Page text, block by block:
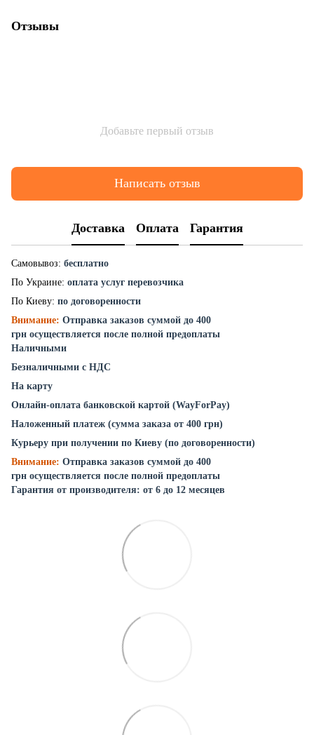
Отзывы
Добавьте первый отзыв
Написать отзыв
Доставка Оплата Гарантия
Самовывоз: бесплатно
По Украине: оплата услуг перевозчика
По Киеву: по договоренности
Внимание: Отправка заказов суммой до 400
грн осуществляется после полной предоплаты
Наличными
Безналичными с НДС
На карту
Онлайн-оплата банковской картой (WayForPay)
Наложенный платеж (сумма заказа от 400 грн)
Курьеру при получении по Киеву (по договоренности)
Внимание: Отправка заказов суммой до 400
грн осуществляется после полной предоплаты
Гарантия от производителя: от 6 до 12 месяцев